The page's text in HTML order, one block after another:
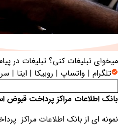
میخوای تبلیغات کنی؟ تبلیغات در
تلگرام | واتساپ | روبیکا | ایتا |
بانک اطلاعات مراکز پرداخت قبوض
نمونه ای از بانک اطلاعات مراکز